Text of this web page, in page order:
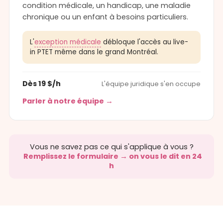
condition médicale, un handicap, une maladie
chronique ou un enfant à besoins particuliers.
L'exception médicale débloque l'accès au live-
in PTET même dans le grand Montréal.
Dès 19 $/h L'équipe juridique s'en occupe
Parler à notre équipe →
Vous ne savez pas ce qui s'applique à vous ?
Remplissez le formulaire → on vous le dit en 24
h